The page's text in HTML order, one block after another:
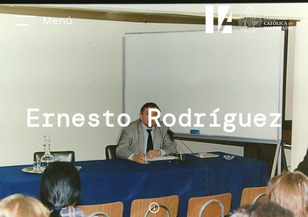
Menú
Ernesto Rodríguez